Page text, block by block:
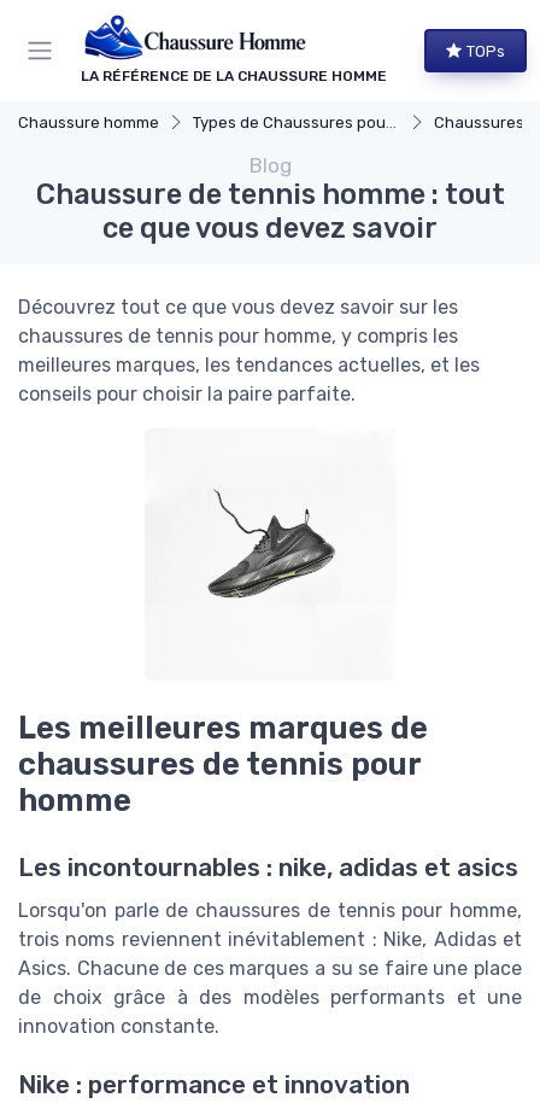
LA RÉFÉRENCE DE LA CHAUSSURE HOMME
TOPs
Chaussure homme Types de Chaussures pour Hommes Chaussures
Blog
Chaussure de tennis homme : tout
ce que vous devez savoir
Découvrez tout ce que vous devez savoir sur les
chaussures de tennis pour homme, y compris les
meilleures marques, les tendances actuelles, et les
conseils pour choisir la paire parfaite.
Les meilleures marques de
chaussures de tennis pour
homme
Les incontournables : nike, adidas et asics
Lorsqu'on parle de chaussures de tennis pour homme,
trois noms reviennent inévitablement : Nike, Adidas et
Asics. Chacune de ces marques a su se faire une place
de choix grâce à des modèles performants et une
innovation constante.
Nike : performance et innovation
Panneau de gestion des cookies